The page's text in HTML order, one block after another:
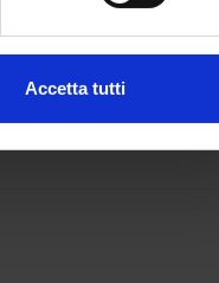
Accetta tutti